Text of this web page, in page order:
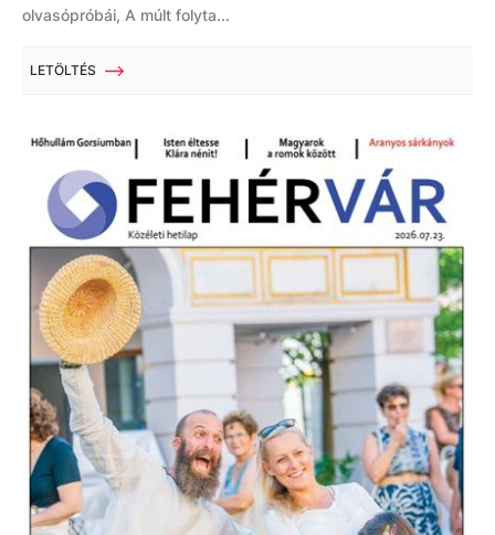
olvasópróbái, A múlt folyta...
LETÖLTÉS